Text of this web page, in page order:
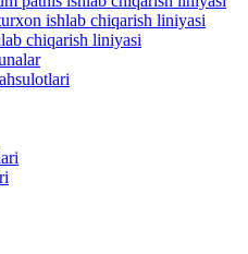
ishlab chiqarish liniyasi
chiqarish liniyasi